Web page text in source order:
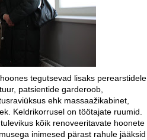
tegutsevad lisaks perearstidele
patsientide garderoob,
ehk massaažikabinet,
Keldrikorrusel on töötajate ruumid.
kõik renoveeritavate hoonete
inimesed pärast rahule jääksid